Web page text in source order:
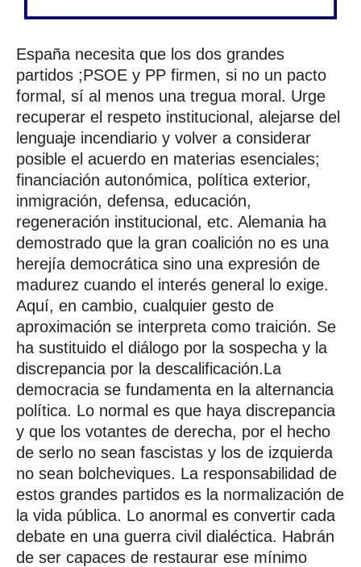
España necesita que los dos grandes
partidos ;PSOE y PP firmen, si no un pacto
formal, sí al menos una tregua moral. Urge
recuperar el respeto institucional, alejarse del
lenguaje incendiario y volver a considerar
posible el acuerdo en materias esenciales;
financiación autonómica, política exterior,
inmigración, defensa, educación,
regeneración institucional, etc. Alemania ha
demostrado que la gran coalición no es una
herejía democrática sino una expresión de
madurez cuando el interés general lo exige.
Aquí, en cambio, cualquier gesto de
aproximación se interpreta como traición. Se
ha sustituido el diálogo por la sospecha y la
discrepancia por la descalificación.La
democracia se fundamenta en la alternancia
política. Lo normal es que haya discrepancia
y que los votantes de derecha, por el hecho
de serlo no sean fascistas y los de izquierda
no sean bolcheviques. La responsabilidad de
estos grandes partidos es la normalización de
la vida pública. Lo anormal es convertir cada
debate en una guerra civil dialéctica. Habrán
de ser capaces de restaurar ese mínimo